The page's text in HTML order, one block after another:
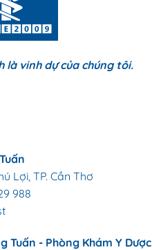
là vinh dự của chúng tôi.
Lợi, TP. Cần Thơ
988
Tuấn - Phòng Khám Y Dược